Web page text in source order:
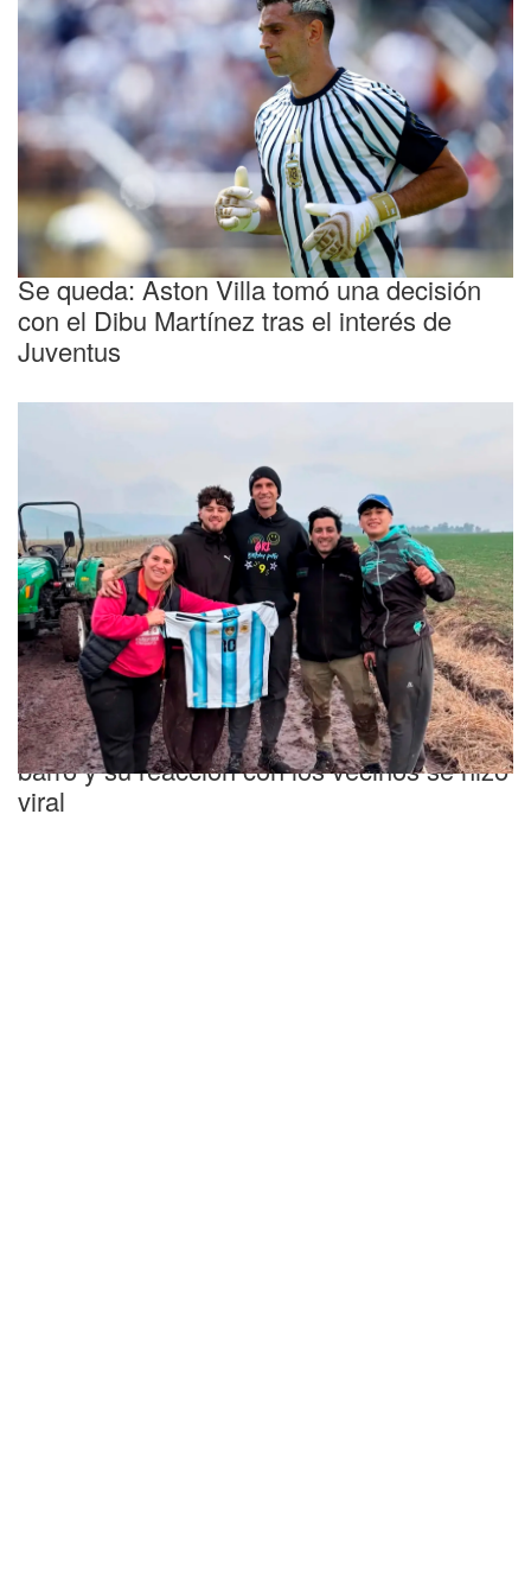
Sorpresa
Se queda: Aston Villa tomó una decisión
con el Dibu Martínez tras el interés de
Juventus
Rescate inesperado
El Dibu Martínez quedó encajado en el
barro y su reacción con los vecinos se hizo
viral